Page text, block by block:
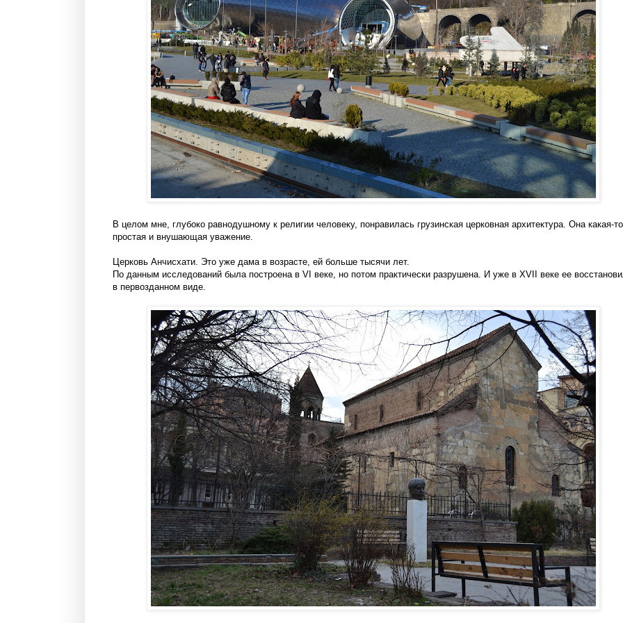
В целом мне, глубоко равнодушному к религии человеку, понравилась грузинская церковная архитектура. Она какая-то
простая и внушающая уважение.
Церковь Анчисхати. Это уже дама в возрасте, ей больше тысячи лет.
По данным исследований была построена в VI веке, но потом практически разрушена. И уже в XVII веке ее
в первозданном виде.